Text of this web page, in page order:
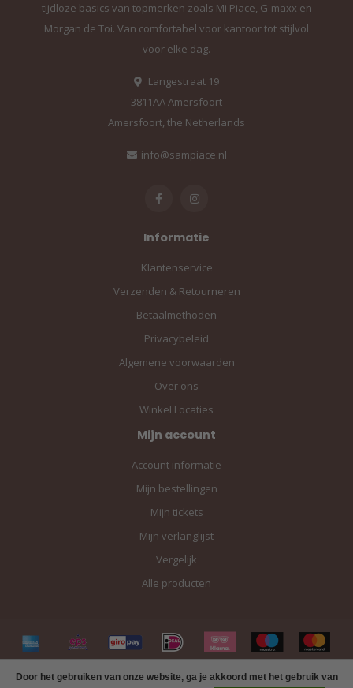
Door het gebruiken van onze website, ga je akkoord met het gebruik van
tijdloze basics van topmerken zoals Mi Piace, G-maxx en
Morgan de Toi. Van comfortabel voor kantoor tot stijlvol
voor elke dag.
Langestraat 19
3811AA Amersfoort
Amersfoort, the Netherlands
info@sampiace.nl
Informatie
Klantenservice
Verzenden & Retourneren
Betaalmethoden
Privacybeleid
Algemene voorwaarden
Over ons
Winkel Locaties
Mijn account
Account informatie
Mijn bestellingen
Mijn tickets
Mijn verlanglijst
Vergelijk
Alle producten